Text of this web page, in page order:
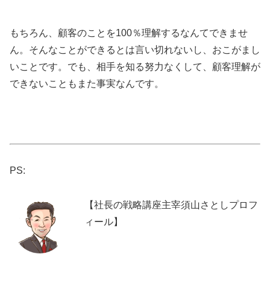
もちろん、顧客のことを100％理解するなんてできませ
ん。そんなことができるとは言い切れないし、おこがまし
いことです。でも、相手を知る努力なくして、顧客理解が
できないこともまた事実なんです。
PS:
【社長の戦略講座主宰須山さとしプロフ
ィール】